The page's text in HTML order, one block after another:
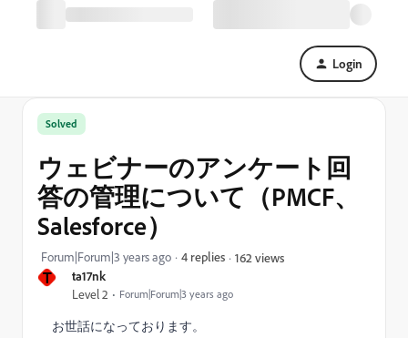
Login
T ta17nk
Level 2 Forum|Forum|3 years ago
Solved
ウェビナーのアンケート回
答の管理について（PMCF、
Salesforce）
Forum|Forum|3 years ago 4 replies 162 views
お世話になっております。